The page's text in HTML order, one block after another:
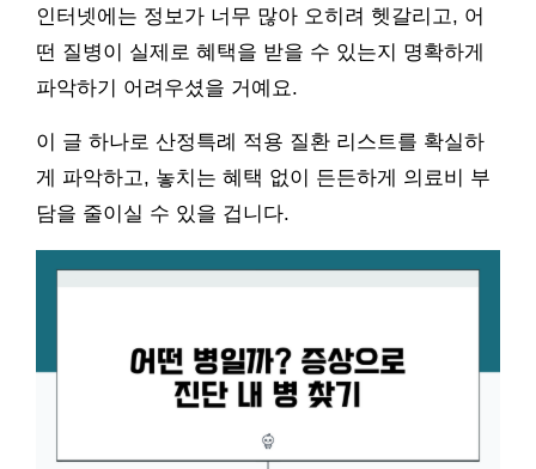
인터넷에는 정보가 너무 많아 오히려 헷갈리고, 어
떤 질병이 실제로 혜택을 받을 수 있는지 명확하게
파악하기 어려우셨을 거예요.
이 글 하나로 산정특례 적용 질환 리스트를 확실하
게 파악하고, 놓치는 혜택 없이 든든하게 의료비 부
담을 줄이실 수 있을 겁니다.